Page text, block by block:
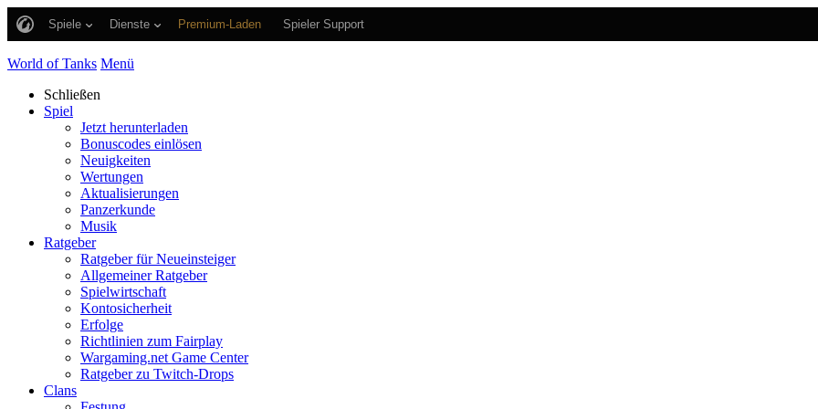
Spiele Dienste Premium-Laden Spieler Support
World of Tanks Menü
Schließen
Spiel
Jetzt herunterladen
Bonuscodes einlösen
Neuigkeiten
Wertungen
Aktualisierungen
Panzerkunde
Musik
Ratgeber
Ratgeber für Neueinsteiger
Allgemeiner Ratgeber
Spielwirtschaft
Kontosicherheit
Erfolge
Richtlinien zum Fairplay
Wargaming.net Game Center
Ratgeber zu Twitch-Drops
Clans